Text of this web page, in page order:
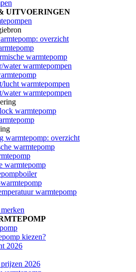
UITVOERINGEN
overzicht
warmtepomp
water warmtepompen
lucht warmtepompen
water warmtepompen
warmtepomp
warmtepomp: overzicht
warmtepomp
warmtepomp
warmtepomp
kiezen?
2026
2026